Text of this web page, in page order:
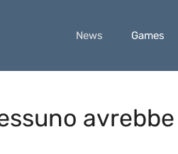
News Games
avrebbe